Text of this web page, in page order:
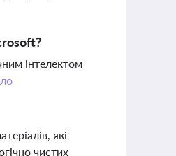
інтелектом
які
чистих